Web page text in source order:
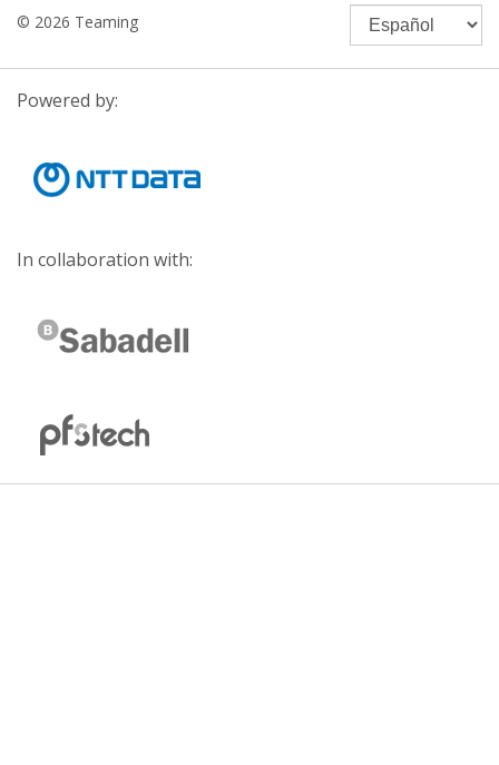
© 2026 Teaming
Powered by:
In collaboration with: